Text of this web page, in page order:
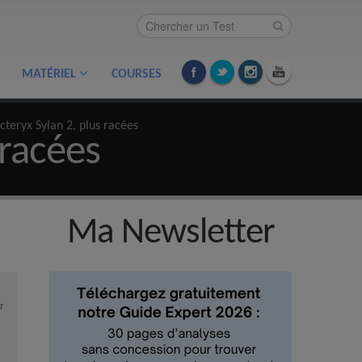
MATÉRIEL COURSES
Sylan 2, plus racées
Ma Newsletter